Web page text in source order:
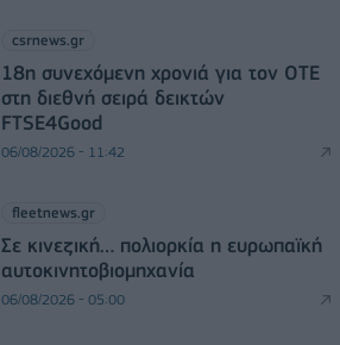
csrnews.gr
18η συνεχόμενη χρονιά για τον ΟΤΕ
στη διεθνή σειρά δεικτών
FTSE4Good
06/08/2026 - 11:42
fleetnews.gr
Σε κινεζική… πολιορκία η ευρωπαϊκή
αυτοκινητοβιομηχανία
06/08/2026 - 05:00